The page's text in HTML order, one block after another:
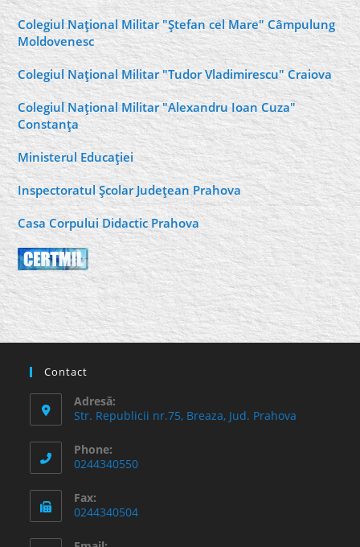
Colegiul Naţional Militar "Ştefan cel Mare" Câmpulung
Moldovenesc
Colegiul Naţional Militar "Tudor Vladimirescu" Craiova
Colegiul Naţional Militar "Alexandru Ioan Cuza"
Constanţa
Ministerul Educaţiei
Inspectoratul Şcolar Judeţean Prahova
Casa Corpului Didactic Prahova
Contact
Adresă:
Str. Republicii nr.75, Breaza, Jud. Prahova
Phone:
0244340550
Fax:
0244340504